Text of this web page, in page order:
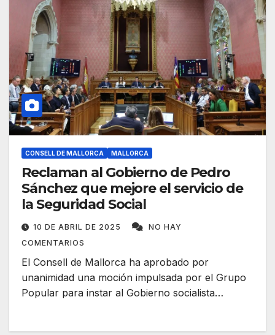
CONSELL DE MALLORCA MALLORCA
Reclaman al Gobierno de Pedro
Sánchez que mejore el servicio de
la Seguridad Social
10 DE ABRIL DE 2025
NO HAY
COMENTARIOS
El Consell de Mallorca ha aprobado por
unanimidad una moción impulsada por el Grupo
Popular para instar al Gobierno socialista…